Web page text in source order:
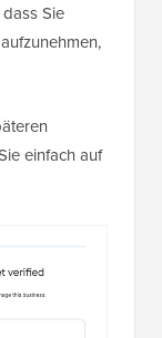
Sie
einfach auf